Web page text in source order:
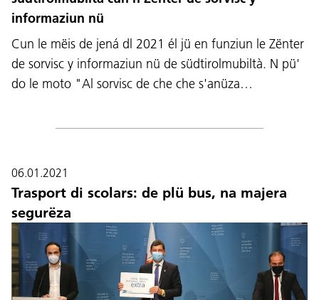
informaziun nü
Cun le mëis de jená dl 2021 él jü en funziun le Zënter
de sorvisc y informaziun nü de südtirolmubiltà. N pü'
do le moto "Al sorvisc de che che s'anüza…
06.01.2021
Trasport di scolars: de plü bus, na majera
segurëza